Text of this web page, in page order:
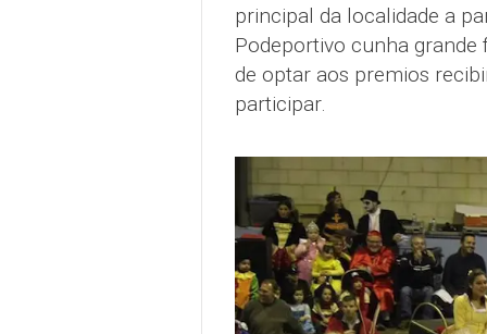
principal da localidade a
Podeportivo cunha grande
de optar aos premios
participar.